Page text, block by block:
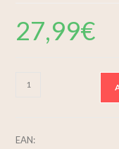
27,99€
EAN: